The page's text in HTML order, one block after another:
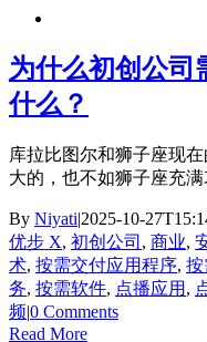
为什么初创公司
什么？
库拉比图尔和狮子座现
大的，也不如狮子座充满
By Niyati|2025-10-
优步 X, 初创公司 , 商业,
术, 按需交付应用程序, 按
务, 按需软件, 点播应用 ,
频|0 Comments
Read More